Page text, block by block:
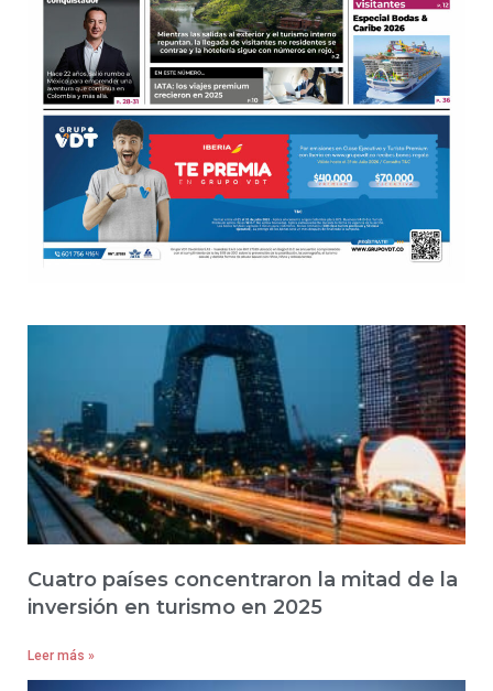
Cuatro países concentraron la mitad de la
inversión en turismo en 2025
Leer más »